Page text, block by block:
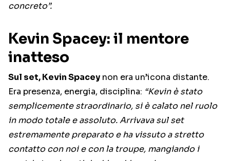
concreto”.
Kevin Spacey: il mentore
inatteso
Sul set, Kevin Spacey non era un’icona distante.
Era presenza, energia, disciplina: “Kevin è stato
semplicemente straordinario, si è calato nel ruolo
in modo totale e assoluto. Arrivava sul set
estremamente preparato e ha vissuto a stretto
contatto con noi e con la troupe, mangiando i